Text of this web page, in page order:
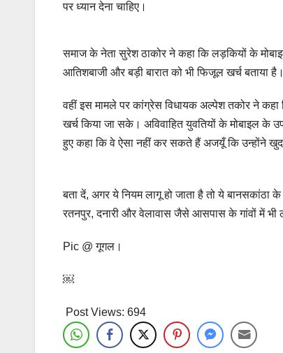
पर ध्यान देना चाहिए।
समाज के नेता सुरेश ठाकोर ने कहा कि लड़कियों के
आतिशबाजी और बड़ी बारात को भी फिजूल खर्च बताया है।
वहीं इस मामले पर कांग्रेस विधायक अल्पेश तकोर ने कहा
खर्च किया जा सके। अविवाहित युवतियों के मोबाइल के
हुए कहा कि वे ऐसा नहीं कर सकते हैं अजयूँ कि उन्होंने खुद
बता दें, अगर ये नियम लागू हो जाता है तो ये बानसकांठा
रतनपुर, दनारी और वेलावास जैसे आसपास के गांवों में भी
Pic @ गूगल।
￼
Post Views: 694